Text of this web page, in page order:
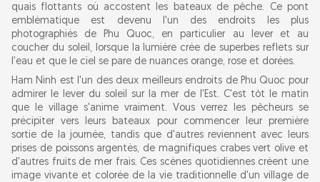
quais flottants où accostent les bateaux de pêche. Ce pont
emblématique est devenu l'un des endroits les plus
photographiés de Phu Quoc, en particulier au lever et au
coucher du soleil, lorsque la lumière crée de superbes reflets sur
l'eau et que le ciel se pare de nuances orange, rose et dorées.
Ham Ninh est l'un des deux meilleurs endroits de Phu Quoc pour
admirer le lever du soleil sur la mer de l'Est. C'est tôt le matin
que le village s'anime vraiment. Vous verrez les pêcheurs se
précipiter vers leurs bateaux pour commencer leur première
sortie de la journée, tandis que d'autres reviennent avec leurs
prises de poissons argentés, de magnifiques crabes vert olive et
d'autres fruits de mer frais. Ces scènes quotidiennes créent une
image vivante et colorée de la vie traditionnelle d'un village de